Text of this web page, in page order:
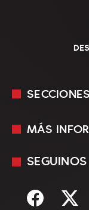
SECCIONES
En Vivo
Sociedad
MÁS
Mediakit
Términos y
SEGUINOS